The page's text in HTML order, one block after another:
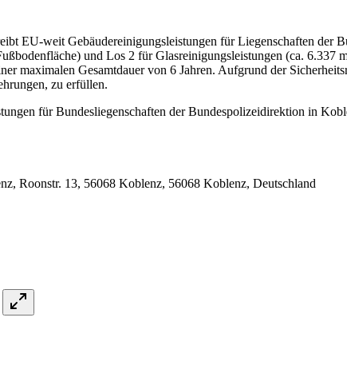
EU-weit Gebäudereinigungsleistungen für Liegenschaften
und Los 2 für Glasreinigungsleistungen (ca. 6.337
maximalen Gesamtdauer von 6 Jahren. Aufgrund der
zu erfüllen.
für Bundesliegenschaften der Bundespolizeidirektion in
Roonstr. 13, 56068 Koblenz, 56068 Koblenz, Deutschland